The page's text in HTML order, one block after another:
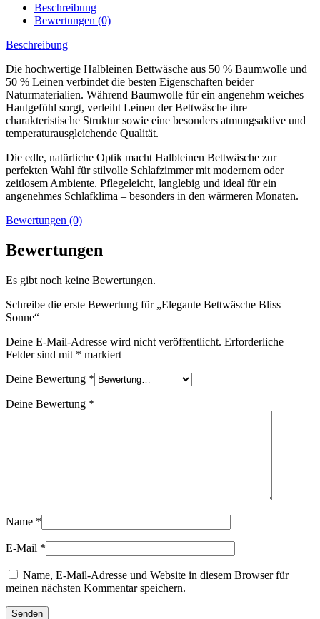
Beschreibung
Bewertungen (0)
Beschreibung
Die hochwertige Halbleinen Bettwäsche aus 50 % Baumwolle und
50 % Leinen verbindet die besten Eigenschaften beider
Naturmaterialien. Während Baumwolle für ein angenehm weiches
Hautgefühl sorgt, verleiht Leinen der Bettwäsche ihre
charakteristische Struktur sowie eine besonders atmungsaktive und
temperaturausgleichende Qualität.
Die edle, natürliche Optik macht Halbleinen Bettwäsche zur
perfekten Wahl für stilvolle Schlafzimmer mit modernem oder
zeitlosem Ambiente. Pflegeleicht, langlebig und ideal für ein
angenehmes Schlafklima – besonders in den wärmeren Monaten.
Bewertungen (0)
Bewertungen
Es gibt noch keine Bewertungen.
Schreibe die erste Bewertung für „Elegante Bettwäsche Bliss –
Sonne“
Deine E-Mail-Adresse wird nicht veröffentlicht. Erforderliche
Felder sind mit * markiert
Deine Bewertung *
Deine Bewertung *
Name *
E-Mail *
Name, E-Mail-Adresse und Website in diesem Browser für
meinen nächsten Kommentar speichern.